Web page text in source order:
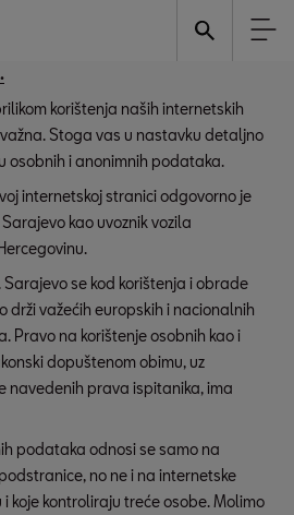
korištenja naših internetskih
Stoga vas u nastavku detaljno
osobnih i anonimnih podataka.
internetskoj stranici odgovorno je
kao uvoznik vozila
Sarajevo se kod korištenja i obrade
važećih europskih i nacionalnih
Pravo na korištenje osobnih kao i
dopuštenom obimu, uz
navedenih prava ispitanika, ima
podataka odnosi se samo na
no ne i na internetske
koje kontroliraju treće osobe. Molimo